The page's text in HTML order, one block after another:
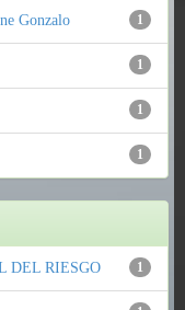
1
Gonzalo
1
1
1
1
DEL RIESGO